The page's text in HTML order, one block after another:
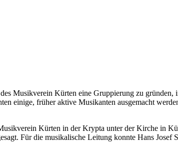
Musikverein Kürten eine Gruppierung zu
einige, früher aktive Musikanten ausgemacht
Kürten in der Krypta unter der Kirche in
Für die musikalische Leitung konnte Hans